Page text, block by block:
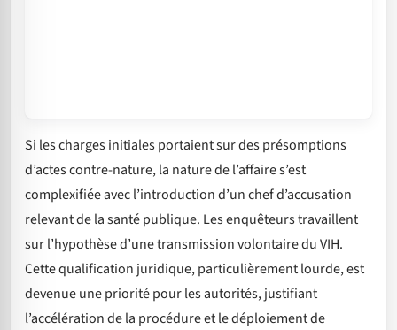
Si les charges initiales portaient sur des présomptions
d’actes contre-nature, la nature de l’affaire s’est
complexifiée avec l’introduction d’un chef d’accusation
relevant de la santé publique. Les enquêteurs travaillent
sur l’hypothèse d’une transmission volontaire du VIH.
Cette qualification juridique, particulièrement lourde, est
devenue une priorité pour les autorités, justifiant
l’accélération de la procédure et le déploiement de